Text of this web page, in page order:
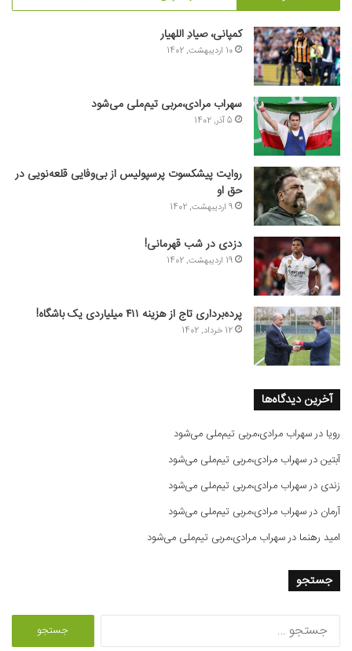
کمپانی، صیادِ اللهیار
10 اردیبهشت, 1402
سهراب مرادی،مربی تیم‌ملی می‌شود
5 آذر, 1402
روایت پیشکسوت پرسپولیس از بی‌وفایی قلعه‌نویی در
حق او
9 اردیبهشت, 1402
دزدی در شب قهرمانی!
19 اردیبهشت, 1402
پرده‌برداری تاج از هزینه ۴۱۱ میلیاردی یک باشگاه!
12 خرداد, 1402
آخرین دیدگاه‌ها
رویا درسهراب مرادی،مربی تیم‌ملی می‌شود
آبتیندرسهراب مرادی،مربی تیم‌ملی می‌شود
زندی درسهراب مرادی،مربی تیم‌ملی می‌شود
آرمان درسهراب مرادی،مربی تیم‌ملی می‌شود
امید رهنما درسهراب مرادی،مربی تیم‌ملی می‌شود
جستجو